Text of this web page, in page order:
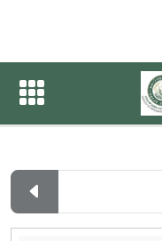
ปฏิทินกิจกร
ปฏิทินกิจกรรมของห